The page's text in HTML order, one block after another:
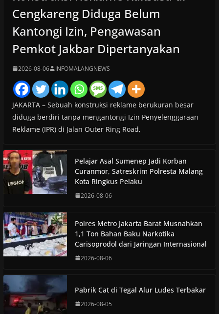
Cengkareng Diduga Belum
Kantongi Izin, Pengawasan
Pemkot Jakbar Dipertanyakan
2026-08-06 INFOMALANGNEWS
JAKARTA – Sebuah konstruksi reklame berukuran besar
diduga berdiri tanpa mengantongi Izin Penyelenggaraan
Reklame (IPR) di Jalan Outer Ring Road,
Pelajar Asal Sumenep Jadi Korban
Curanmor, Satreskrim Polresta Malang
Kota Ringkus Pelaku
2026-08-06
Polres Metro Jakarta Barat Musnahkan
1,1 Ton Bahan Baku Narkotika
Carisoprodol dari Jaringan Internasional
2026-08-06
Pabrik Cat di Tegal Alur Ludes Terbakar
2026-08-05